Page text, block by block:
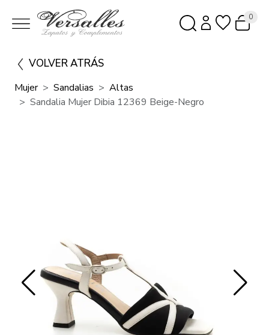
0
VOLVER ATRÁS
Mujer Sandalias
Altas
Sandalia Mujer Dibia 12369 Beige-Negro